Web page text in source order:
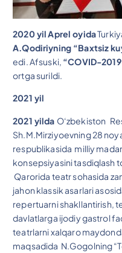
2020 yilAprel oyida
A.Qodiriyning “Baxtsiz
edi. Afsuski, “COVID-
ortga surildi.
2021 yil
2021 yilda O‘zbekiston
Sh.M.Mirziyoevning 28
respublikasida milliy
konsepsiyasini tasdiqlash
Qarorida teatr sohasida
jahon klassik asarlari
repertuarni shakllantirish,
davlatlarga ijodiy gastrol
teatrlarni xalqaro
maqsadida N.Gogolning